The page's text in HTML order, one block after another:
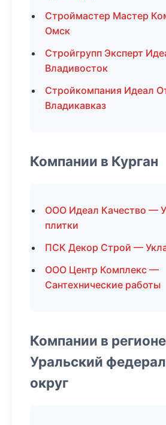
Строймастер Мастер
Омск
Стройгрупп Эксперт
Владивосток
Стройкомпания Идеал
Владикавказ
Компании в Курган
ООО Идеал Качество —
плитки
ПСК Декор Строй —
ООО Центр Комплекс —
Сантехнические работы
Компании в
Уральский
округ